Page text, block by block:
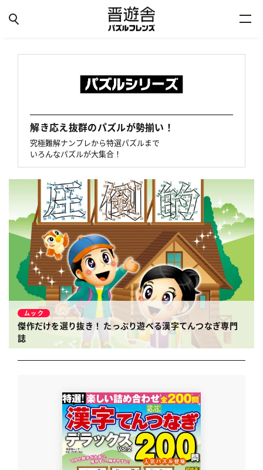
解き応え抜群のパズルが勢揃い！
究極難解ナンプレから特選パズルまで
いろんなパズルが大集合！
ムック
傑作だけを選り抜き！ たっぷり遊べる漢字てんつなぎ専門
誌